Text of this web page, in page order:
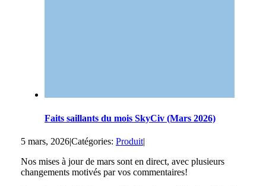
Faits saillants du mois SkyCiv (Mars 2026)
5 mars, 2026|Catégories: Produit|
Nos mises à jour de mars sont en direct, avec plusieurs
changements motivés par vos commentaires!